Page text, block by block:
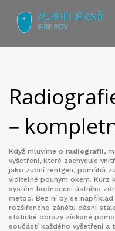
–
Když mluvíme o radiografii,
vyšetření, které zachycuje
jako zubní rentgen, pomáhá
viditelné pouhým okem. Kurz
systém hodnocení ústního
metod. Bez ní by se
rozšířeného zánětu dásní
statické obrazy získané
součástí každého vyšetření a